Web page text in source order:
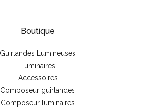
Boutique
Guirlandes Lumineuses
Luminaires
Accessoires
Composeur guirlandes
Composeur luminaires